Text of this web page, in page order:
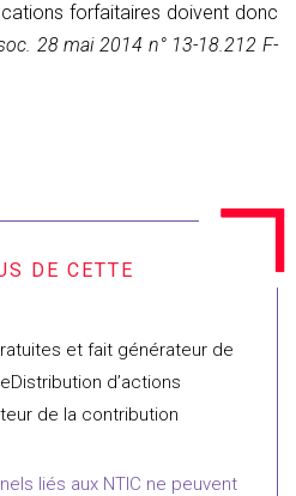
forfaitaires doivent donc
28 mai 2014 n° 13-18.212 F-
et fait générateur de
d’actions
de la contribution
liés aux NTIC ne peuvent